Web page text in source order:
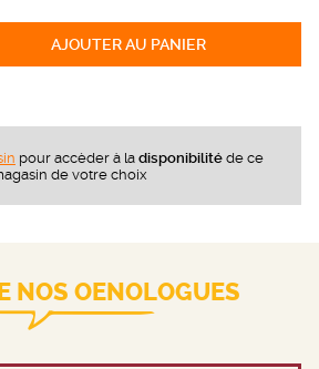
AJOUTERAU PANIER
pour accèder à la disponibilité de ce
de votre choix
NOS OENOLOGUES